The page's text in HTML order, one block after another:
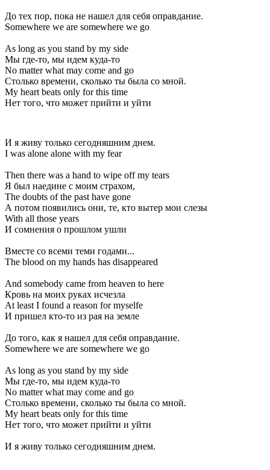
До тех пор, пока не нашел для себя оправдание.
Somewhere we are somewhere we go
As long as you stand by my side
Мы где-то, мы идем куда-то
No matter what may come and go
Столько времени, сколько ты была со мной.
My heart beats only for this time
Нет того, что может прийти и уйти
И я живу только сегодняшним днем.
I was alone alone with my fear
Then there was a hand to wipe off my tears
Я был наедине с моим страхом,
The doubts of the past have gone
А потом появились они, те, кто вытер мои слезы
With all those years
И сомнения о прошлом ушли
Вместе со всеми теми годами...
The blood on my hands has disappeared
And somebody came from heaven to here
Кровь на моих руках исчезла
At least I found a reason for myselfe
И пришел кто-то из рая на земле
До того, как я нашел для себя оправдание.
Somewhere we are somewhere we go
As long as you stand by my side
Мы где-то, мы идем куда-то
No matter what may come and go
Столько времени, сколько ты была со мной.
My heart beats only for this time
Нет того, что может прийти и уйти
И я живу только сегодняшним днем.